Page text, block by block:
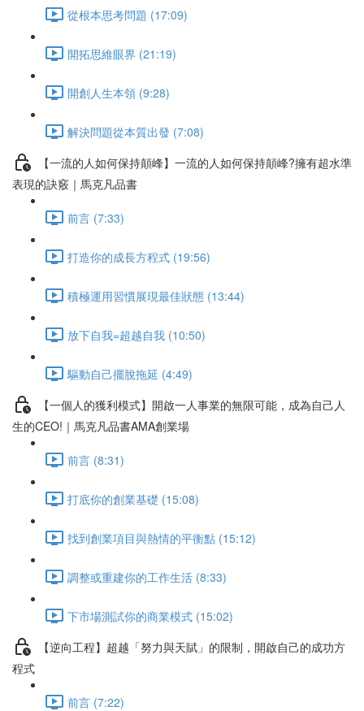
從根本思考問題 (17:09)
開拓思維眼界 (21:19)
開創人生本領 (9:28)
解決問題從本質出發 (7:08)
【一流的人如何保持顛峰】一流的人如何保持顛峰?擁有超水準
表現的訣竅｜馬克凡品書
前言 (7:33)
打造你的成長方程式 (19:56)
積極運用習慣展現最佳狀態 (13:44)
放下自我=超越自我 (10:50)
驅動自己擺脫拖延 (4:49)
【一個人的獲利模式】開啟一人事業的無限可能，成為自己人
生的CEO!｜馬克凡品書AMA創業場
前言 (8:31)
打底你的創業基礎 (15:08)
找到創業項目與熱情的平衡點 (15:12)
調整或重建你的工作生活 (8:33)
下市場測試你的商業模式 (15:02)
【逆向工程】超越「努力與天賦」的限制，開啟自己的成功方
程式
前言 (7:22)